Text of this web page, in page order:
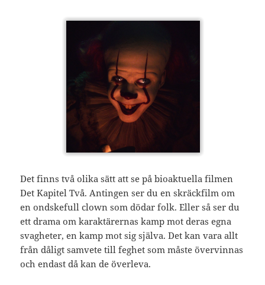
Det finns två olika sätt att se på bioaktuella filmen
Det Kapitel Två. Antingen ser du en skräckfilm om
en ondskefull clown som dödar folk. Eller så ser du
ett drama om karaktärernas kamp mot deras egna
svagheter, en kamp mot sig själva. Det kan vara allt
från dåligt samvete till feghet som måste övervinnas
och endast då kan de överleva.